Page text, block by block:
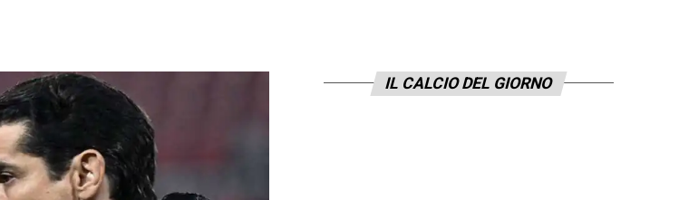
IL CALCIO DEL GIORNO